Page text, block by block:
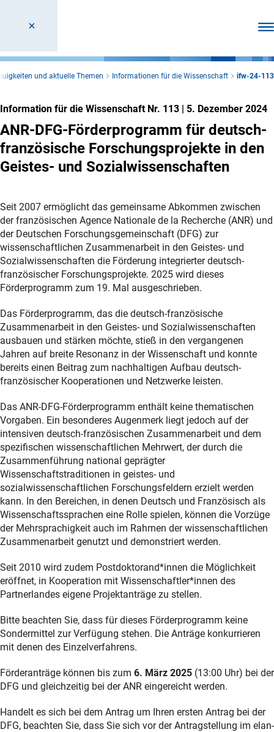
und aktuelle Themen Informationen für die Wissenschaft ifw-24-113
Information für die Wissenschaft Nr. 113 | 5. Dezember 2024
ANR-DFG-Förderprogramm für deutsch-
französische Forschungsprojekte in den
Geistes- und Sozialwissenschaften
Seit 2007 ermöglicht das gemeinsame Abkommen zwischen
der französischen Agence Nationale de la Recherche (ANR) und
der Deutschen Forschungsgemeinschaft (DFG) zur
wissenschaftlichen Zusammenarbeit in den Geistes- und
Sozialwissenschaften die Förderung integrierter deutsch-
französischer Forschungsprojekte. 2025 wird dieses
Förderprogramm zum 19. Mal ausgeschrieben.
Das Förderprogramm, das die deutsch-französische
Zusammenarbeit in den Geistes- und Sozialwissenschaften
ausbauen und stärken möchte, stieß in den vergangenen
Jahren auf breite Resonanz in der Wissenschaft und konnte
bereits einen Beitrag zum nachhaltigen Aufbau deutsch-
französischer Kooperationen und Netzwerke leisten.
Das ANR-DFG-Förderprogramm enthält keine thematischen
Vorgaben. Ein besonderes Augenmerk liegt jedoch auf der
intensiven deutsch-französischen Zusammenarbeit und dem
spezifischen wissenschaftlichen Mehrwert, der durch die
Zusammenführung national geprägter
Wissenschaftstraditionen in geistes- und
sozialwissenschaftlichen Forschungsfeldern erzielt werden
kann. In den Bereichen, in denen Deutsch und Französisch als
Wissenschaftssprachen eine Rolle spielen, können die Vorzüge
der Mehrsprachigkeit auch im Rahmen der wissenschaftlichen
Zusammenarbeit genutzt und demonstriert werden.
Seit 2010 wird zudem Postdoktorand*innen die Möglichkeit
eröffnet, in Kooperation mit Wissenschaftler*innen des
Partnerlandes eigene Projektanträge zu stellen.
Bitte beachten Sie, dass für dieses Förderprogramm keine
Sondermittel zur Verfügung stehen. Die Anträge konkurrieren
mit denen des Einzelverfahrens.
Förderanträge können bis zum 6. März 2025 (13:00 Uhr) bei der
DFG und gleichzeitig bei der ANR eingereicht werden.
Handelt es sich bei dem Antrag um Ihren ersten Antrag bei der
DFG, beachten Sie, dass Sie sich vor der Antragstellung im elan-